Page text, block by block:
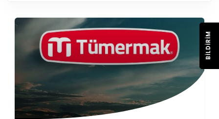
BILDIRIM